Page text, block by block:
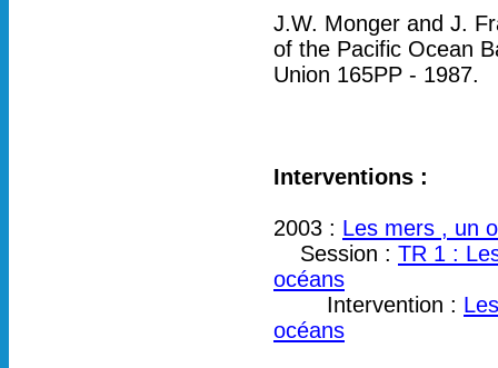
J.W. Monger and J.
of the Pacific Ocean
Union 165PP - 1987.
Interventions :
2003 : Les mers , un
Session : TR 1 :
océans
Intervention :
océans